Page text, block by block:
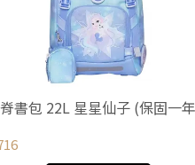
書包 22L 星星仙子 (保固一